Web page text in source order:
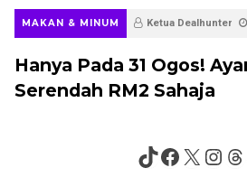
MAKAN & MINUM Ketua Dealhunter
Hanya Pada 31 Ogos!
Serendah RM2 Sahaja
TikTok
X